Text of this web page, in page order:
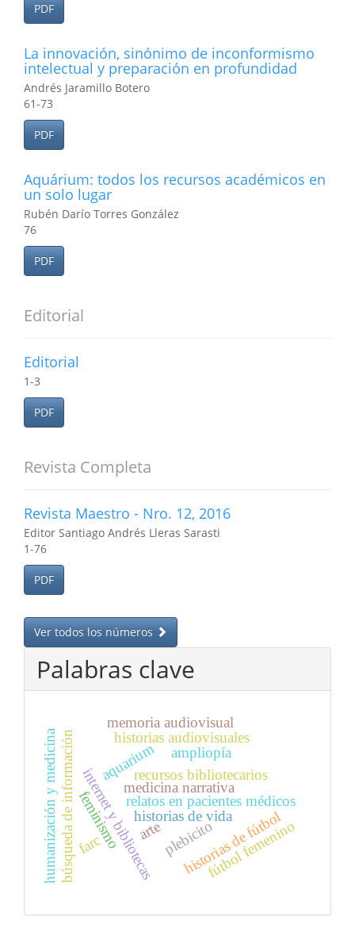
PDF
La innovación, sinónimo de inconformismo
intelectual y preparación en profundidad
Andrés Jaramillo Botero
61-73
PDF
Aquárium: todos los recursos académicos en
un solo lugar
Rubén Darío Torres González
76
PDF
Editorial
Editorial
1-3
PDF
Revista Completa
Revista Maestro - Nro. 12, 2016
Editor Santiago Andrés Lleras Sarasti
1-76
PDF
Ver todos los números
Palabras clave
recursos bibliotecarios
aquarium
internet y bibliotecas
búsqueda de información medicina narrativa
relatos en pacientes médicos
humanización y medicina historias de vida
ampliopía
historias de fútbol
fútbol femenino
historias audiovisuales
memoria audiovisual
feminismo arteplebicito
farc